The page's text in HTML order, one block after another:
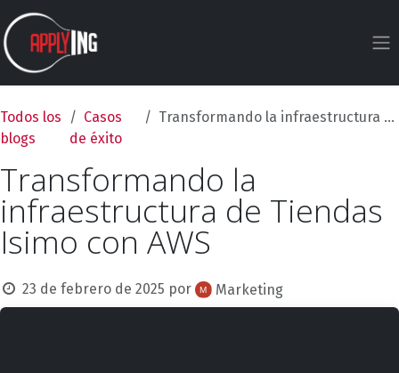
Ir al contenido
Todos los
blogs
Casos
de éxito
Transformando la infraestructura de Tiendas Isimo con AWS
Transformando la
infraestructura de Tiendas
Isimo con AWS
23 de febrero de 2025 por Marketing